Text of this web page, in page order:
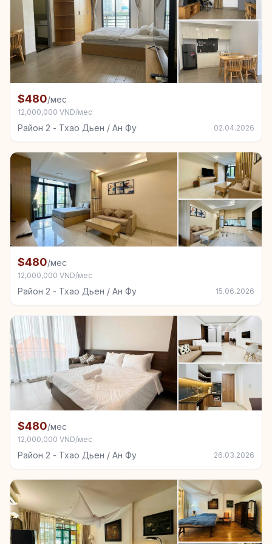
Комната в аренду в Район 2 - Тхао Дьен / Ан Фу
$480/мес
12,000,000 VND/мес
Район 2 - Тхао Дьен / Ан Фу 02.04.2026
Комната в аренду в Район 2 - Тхао Дьен / Ан Фу
$480/мес
12,000,000 VND/мес
Район 2 - Тхао Дьен / Ан Фу 15.06.2026
Комната в аренду в Район 2 - Тхао Дьен / Ан Фу
$480/мес
12,000,000 VND/мес
Район 2 - Тхао Дьен / Ан Фу 26.03.2026